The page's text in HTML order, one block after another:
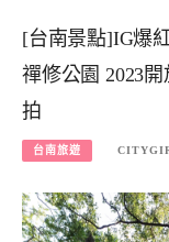
[台南景點]IG爆
禪修公園 2023
拍
台南旅遊